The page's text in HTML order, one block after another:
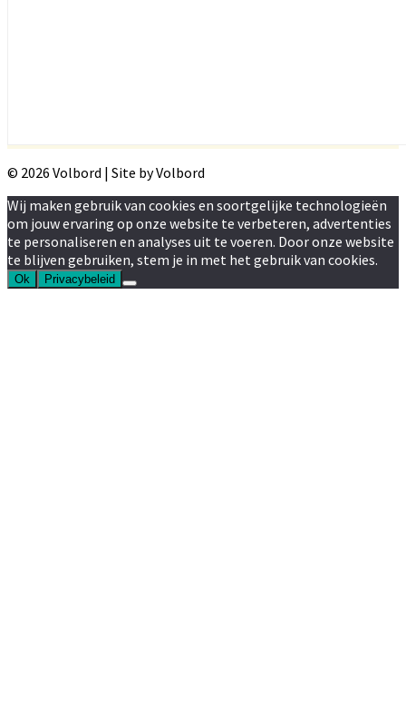
© 2026 Volbord | Site by Volbord
Wij maken gebruik van cookies en soortgelijke technologieën
om jouw ervaring op onze website te verbeteren, advertenties
te personaliseren en analyses uit te voeren. Door onze website
te blijven gebruiken, stem je in met het gebruik van cookies.
Ok Privacybeleid